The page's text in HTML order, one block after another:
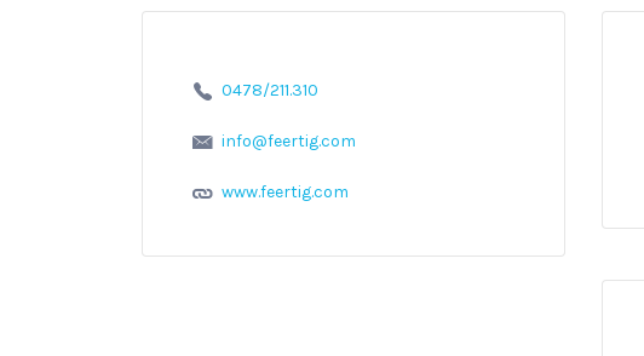
0478/211.310
info@feertig.com
www.feertig.com